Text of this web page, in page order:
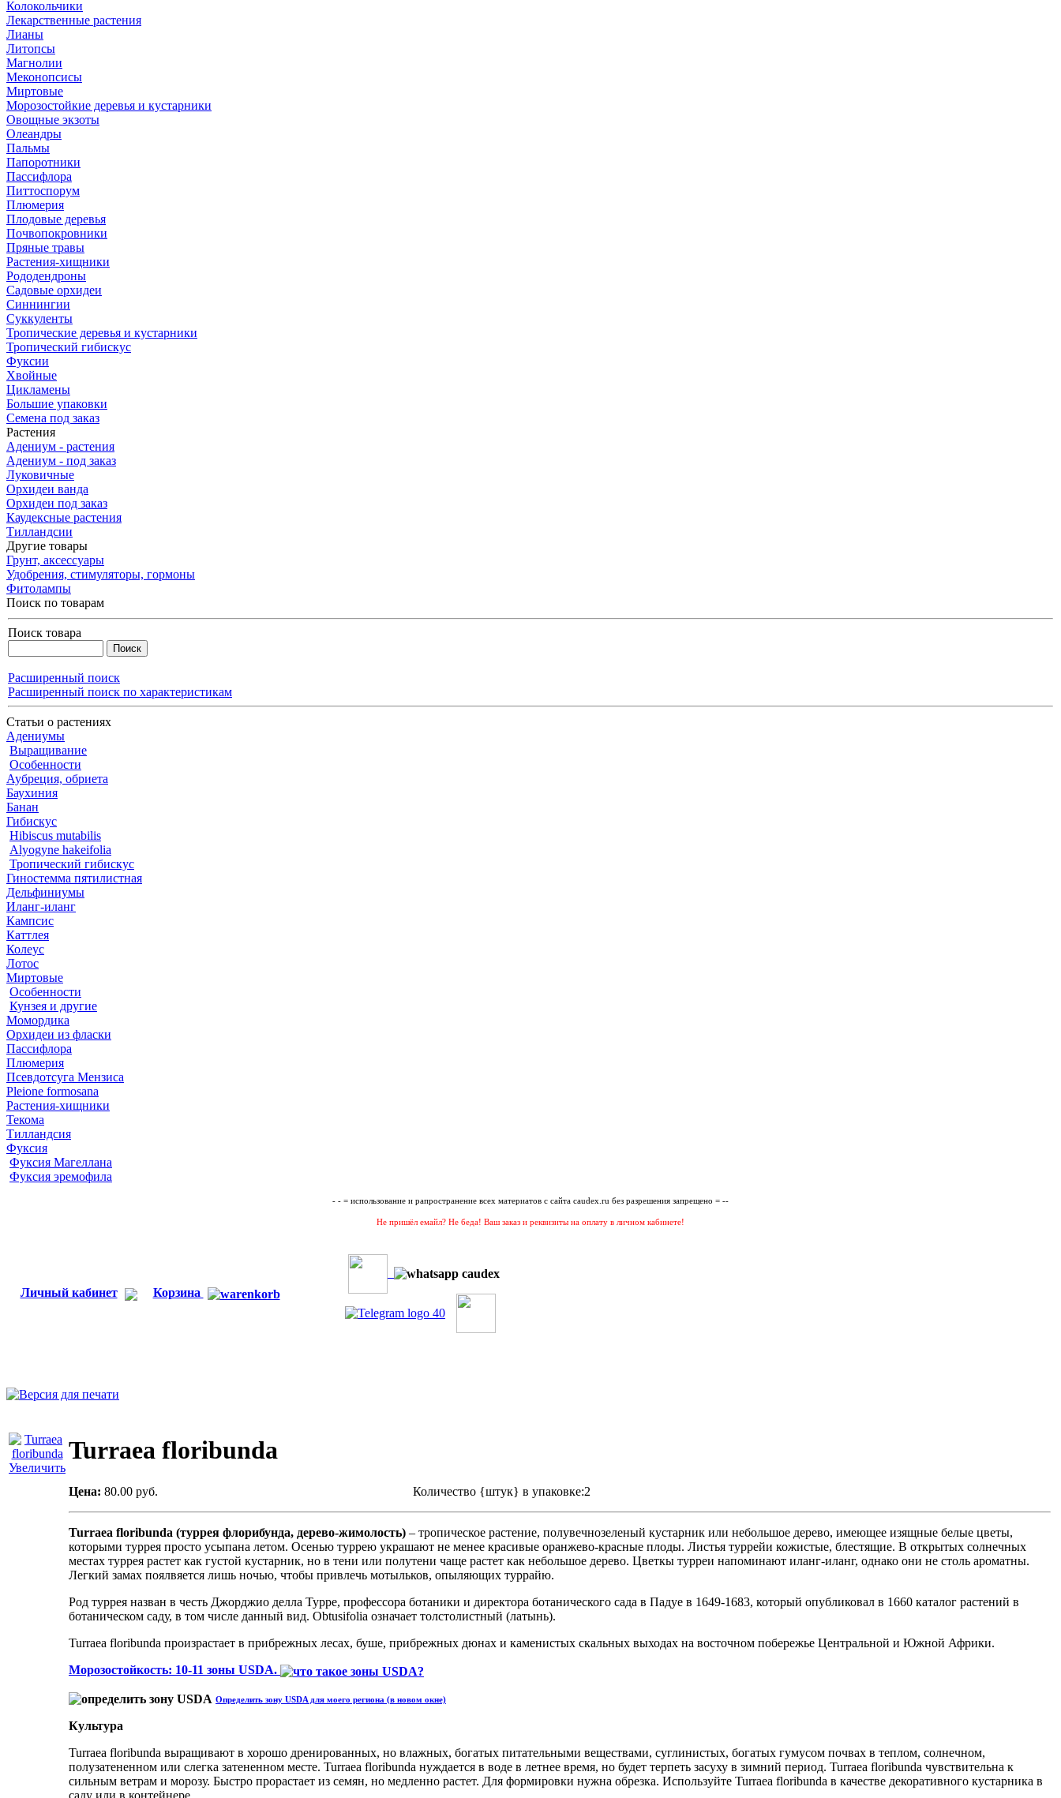
Колокольчики
Лекарственные растения
Лианы
Литопсы
Магнолии
Меконопсисы
Миртовые
Морозостойкие деревья и кустарники
Овощные экзоты
Олеандры
Пальмы
Папоротники
Пассифлора
Питтоспорум
Плюмерия
Плодовые деревья
Почвопокровники
Пряные травы
Растения-хищники
Рододендроны
Садовые орхидеи
Синнингии
Суккуленты
Тропические деревья и кустарники
Тропический гибискус
Фуксии
Хвойные
Цикламены
Большие упаковки
Семена под заказ
Растения
Адениум - растения
Адениум - под заказ
Луковичные
Орхидеи ванда
Орхидеи под заказ
Каудексные растения
Тилландсии
Другие товары
Грунт, аксессуары
Удобрения, стимуляторы, гормоны
Фитолампы
Поиск по товарам
Поиск товара
Расширенный поиск
Расширенный поиск по характеристикам
Статьи о растениях
Адениумы
Выращивание
Особенности
Аубреция, обриета
Баухиния
Банан
Гибискус
Hibiscus mutabilis
Alyogyne hakeifolia
Тропический гибискус
Гиностемма пятилистная
Дельфиниумы
Иланг-иланг
Кампсис
Каттлея
Колеус
Лотос
Миртовые
Особенности
Кунзея и другие
Момордика
Орхидеи из фласки
Пассифлора
Плюмерия
Псевдотсуга Мензиса
Pleione formosana
Растения-хищники
Текома
Тилландсия
Фуксия
Фуксия Магеллана
Фуксия эремофила
- - = использование и рапространение всех материатов с сайта caudex.ru без разрешения запрещено = --
Не пришёл емайл? Не беда! Ваш заказ и реквизиты на оплату в личном кабинете!
Личный кабинет Корзина
Увеличить
Turraea floribunda
Цена: 80.00 руб. Количество {штук} в упаковке:2
Turraea floribunda (туррея флорибунда, дерево-жимолость) – тропическое растение, полувечнозеленый кустарник или небольшое дерево, имеющее изящные белые цветы,
которыми туррея просто усыпана летом. Осенью туррею украшают не менее красивые оранжево-красные плоды. Листья туррейи кожистые, блестящие. В открытых солнечных
местах туррея растет как густой кустарник, но в тени или полутени чаще растет как небольшое дерево. Цветкы турреи напоминают иланг-иланг, однако они не столь ароматны.
Легкий замах поялвяется лишь ночью, чтобы привлечь мотыльков, опыляющих туррайю.
Род туррея назван в честь Джорджио делла Турре, профессора ботаники и директора ботанического сада в Падуе в 1649-1683, который опубликовал в 1660 каталог растений в
ботаническом саду, в том числе данный вид. Obtusifolia означает толстолистный (латынь).
Turraea floribunda произрастает в прибрежных лесах, буше, прибрежных дюнах и каменистых скальных выходах на восточном побережье Центральной и Южной Африки.
Морозостойкость: 10-11 зоны USDA.
Определить зону USDA для моего региона (в новом окне)
Культура
Turraea floribunda выращивают в хорошо дренированных, но влажных, богатых питательными веществами, суглинистых, богатых гумусом почвах в теплом, солнечном,
полузатененном или слегка затененном месте. Turraea floribunda нуждается в воде в летнее время, но будет терпеть засуху в зимний период. Turraea floribunda чувствительна к
сильным ветрам и морозу. Быстро прорастает из семян, но медленно растет. Для формировки нужна обрезка. Используйте Turraea floribunda в качестве декоративного кустарника в
саду или в контейнере.